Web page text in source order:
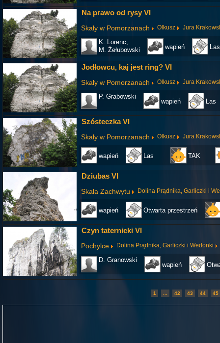
Na prawo od rysy VI
Skały w Pomorzanach Olkusz Jura
K. Lorenc,
M. Żełubowski
wapień Las
Jodłowcu, kaj jest ring? VI
Skały w Pomorzanach Olkusz Jura
P. Grabowski
wapień Las
Szósteczka VI
Skały w Pomorzanach Olkusz Jura
wapień Las TAK
Dziubas VI
Skała Zachwytu Dolina Prądnika, Garliczki i
wapień Otwarta przestrzeń
Czyn taternicki VI
Pochylce Dolina Prądnika, Garliczki i Wedonki
D. Granowski
wapień
1 42 43 44 45